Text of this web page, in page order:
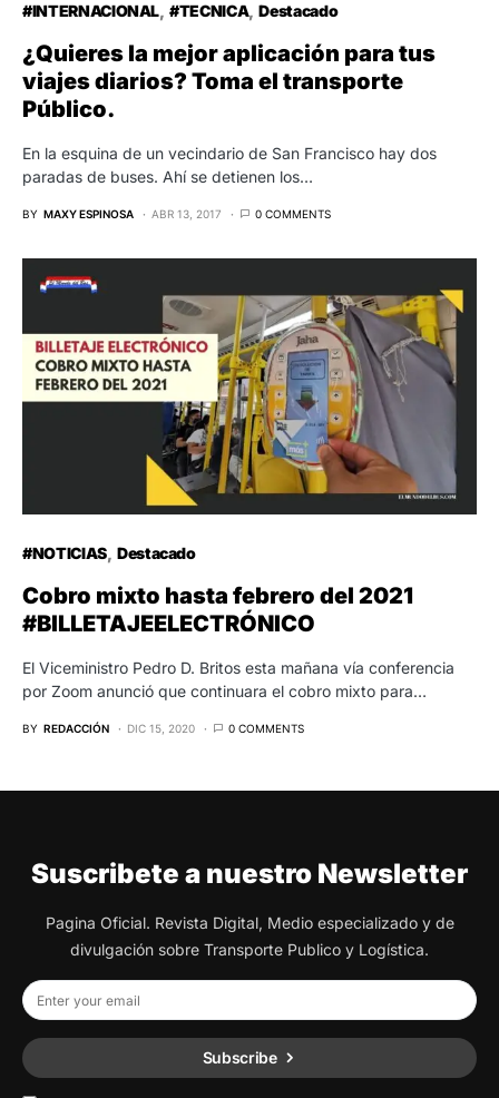
#INTERNACIONAL #TECNICA Destacado
¿Quieres la mejor aplicación para tus
viajes diarios? Toma el transporte
Público.
En la esquina de un vecindario de San Francisco hay dos
paradas de buses. Ahí se detienen los…
BY MAXY ESPINOSA ABR 13, 2017 0 COMMENTS
#NOTICIAS Destacado
Cobro mixto hasta febrero del 2021
#BILLETAJEELECTRÓNICO
El Viceministro Pedro D. Britos esta mañana vía conferencia
por Zoom anunció que continuara el cobro mixto para…
BY REDACCIÓN DIC 15, 2020 0 COMMENTS
Suscribete a nuestro Newsletter
Pagina Oficial. Revista Digital, Medio especializado y de
divulgación sobre Transporte Publico y Logística.
Subscribe